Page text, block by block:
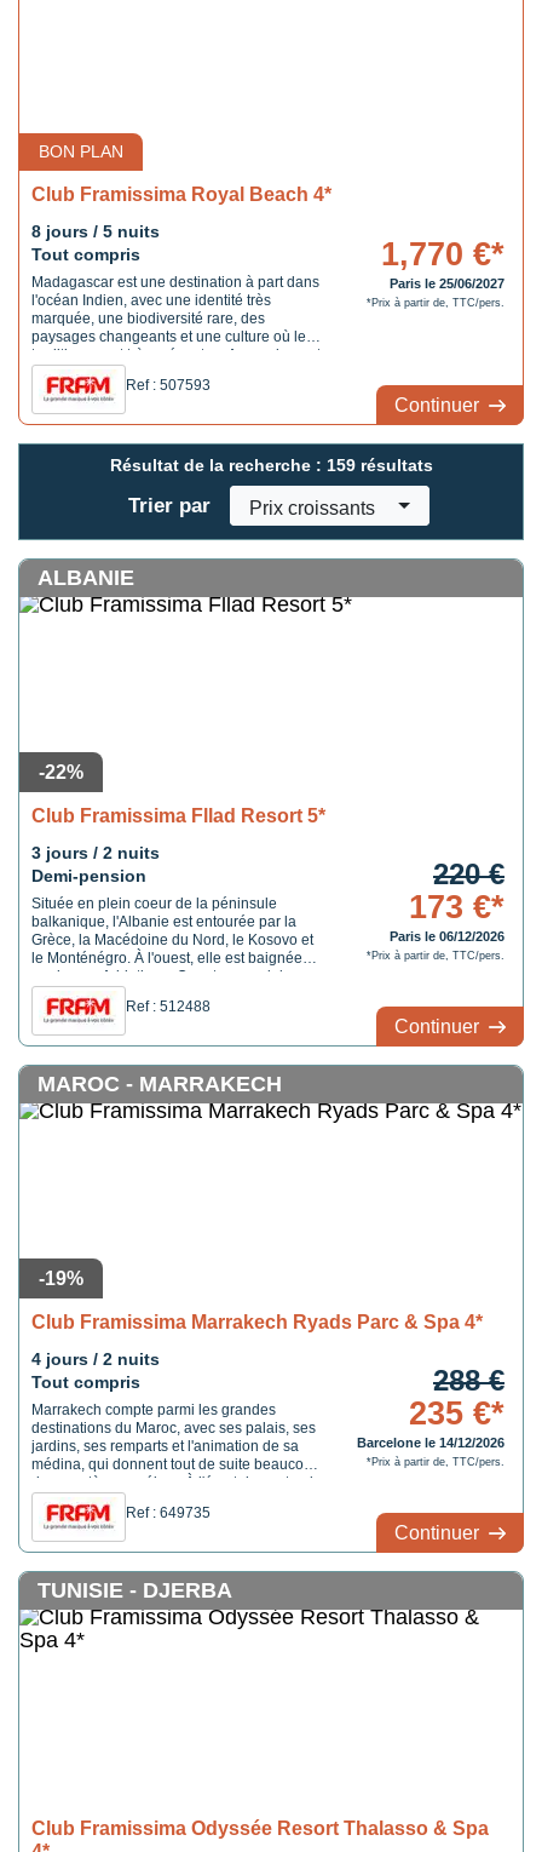
BON PLAN
Club Framissima Royal Beach 4*
8 jours / 5 nuits
Tout compris
Madagascar est une destination à part dans
l'océan Indien, avec une identité très
marquée, une biodiversité rare, des
paysages changeants et une culture où les
traditions sont très présentes. Au nord-ouest
de la Grande Île, Nosy Be offre une
approche plus balnéaire du voyage, entre
plages, végétation tropicale, fonds marins et
villages ...
Ref : 507593
1,770 €*
Paris le 25/06/2027
*Prix à partir de, TTC/pers.
Continuer
Résultat de la recherche : 159 résultats
Trier par Prix croissants
-22%
ALBANIE
Club Framissima Fllad Resort 5*
3 jours / 2 nuits
Demi-pension
Située en plein coeur de la péninsule
balkanique, l'Albanie est entourée par la
Grèce, la Macédoine du Nord, le Kosovo et
le Monténégro. À l'ouest, elle est baignée
par la mer Adriatique. Quant au nord du
pays, cette zone est limitée par le
Monténégro et la Serbie. À l'Est, il y a
l'ancienne république yougoslave de
Macédoine du Nord. ...
Ref : 512488
220 €
173 €*
Paris le 06/12/2026
*Prix à partir de, TTC/pers.
Continuer
-19%
MAROC - MARRAKECH
Club Framissima Marrakech Ryads Parc & Spa 4*
4 jours / 2 nuits
Tout compris
Marrakech compte parmi les grandes
destinations du Maroc, avec ses palais, ses
jardins, ses remparts et l'animation de sa
médina, qui donnent tout de suite beaucoup
de caractère au séjour. À l'écart du centre, la
Palmeraie montre un autre visage de la
destination, plus dégagé, avec de grands
domaines plantés de palmiers et une ...
Ref : 649735
288 €
235 €*
Barcelone le 14/12/2026
*Prix à partir de, TTC/pers.
Continuer
TUNISIE - DJERBA
Club Framissima Odyssée Resort Thalasso & Spa